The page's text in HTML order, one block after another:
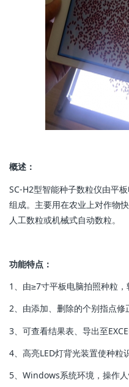
概述：
SC-H2型智能种子数粒仪由平
组成。主要用在农业上对作物
人工数粒或机械式自动数粒。
功能特点：
1、由≥7寸平板电脑拍照种粒，
2、由添加、删除的个别指点修
3、可查看结果表、导出至
4、高亮LED灯背光装置使种粒
5、Windows系统环境，操作人